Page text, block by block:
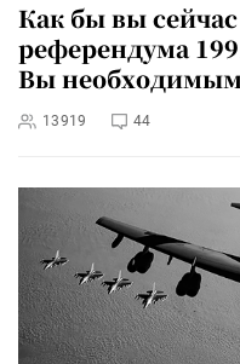
Как бы вы
референдума
Вы необходимым
13919 44